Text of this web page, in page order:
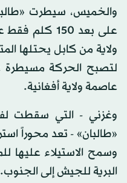
والخميس، سيطرت
على بعد 150
ولاية من كابل يحتلها
عاصمة ولاية أفغانية.
«طالبان» - تعد محوراً
وسمح الاستيلاء عليها
البرية للجيش إلى الجنوب.